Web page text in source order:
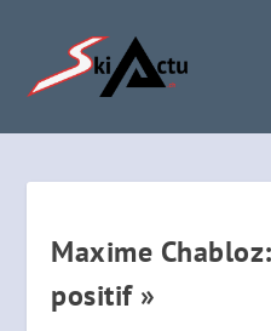
Maxime
positif »